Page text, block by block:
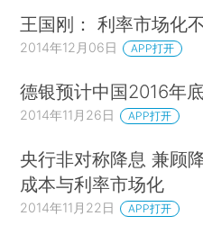
王国刚： 利率市场化
2014年12月06日 APP打开
德银预计中国2016年
2014年11月26日 APP打开
央行非对称降息 兼顾
成本与利率市场化
2014年11月22日 APP打开